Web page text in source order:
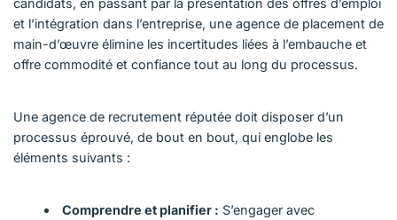
candidats, en passant par la présentation des offres d’emploi
et l’intégration dans l’entreprise, une agence de placement de
main-d’œuvre élimine les incertitudes liées à l’embauche et
offre commodité et confiance tout au long du processus.
Une agence de recrutement réputée doit disposer d’un
processus éprouvé, de bout en bout, qui englobe les
éléments suivants :
Comprendre et planifier : S’engager avec